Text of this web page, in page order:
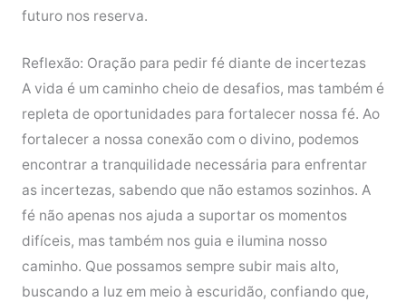
futuro nos reserva.
Reflexão: Oração para pedir fé diante de incertezas
A vida é um caminho cheio de desafios, mas também é
repleta de oportunidades para fortalecer nossa fé. Ao
fortalecer a nossa conexão com o divino, podemos
encontrar a tranquilidade necessária para enfrentar
as incertezas, sabendo que não estamos sozinhos. A
fé não apenas nos ajuda a suportar os momentos
difíceis, mas também nos guia e ilumina nosso
caminho. Que possamos sempre subir mais alto,
buscando a luz em meio à escuridão, confiando que,